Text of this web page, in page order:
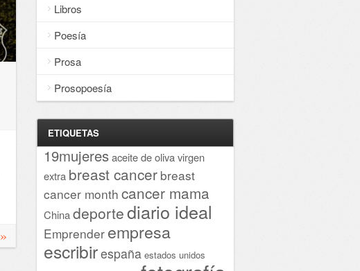
»
Libros
Poesía
Prosa
Prosopoesía
ETIQUETAS
19mujeresaceite de oliva virgen
extra breast cancer breast
cancer month cancer mama
Chinadeportediario ideal
Emprender empresa
escribirespaña estados unidos